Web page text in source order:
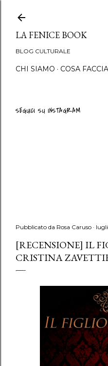
LA FENICE BOOK
BLOG CULTURALE
CHI SIAMO COSA
SEGUICI SU INSTAGRAM
Pubblicato da Rosa Caruso
[RECENSIONE] IL
CRISTINA